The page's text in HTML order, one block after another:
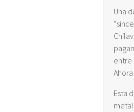
Una
entre
Esta